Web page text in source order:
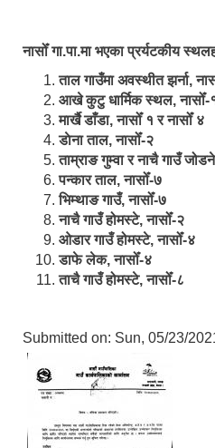
नासोँ गा.पा.मा भएका प्रर्यटकीय
ताल गाउँमा अवस्थीत झर्ना,
आखे कुटु धार्मिक स्थल, नासोँ-
मार्खै डाँडा, नासोँ १ र नासोँ ४
डाेना ताल, नासोँ-२
ताम्राङ गुम्वा र नाचै गाउँ
पन्कार ताल, नासोँ-७
भिम्थाङ गाउँ, नासोँ-७
नाचै गाउँ होमस्टे, नासोँ-२
ओ‍‍‌डार गाउँ होमस्टे, नासोँ-४
डाफे लेक, नासोँ-४
ताचै गाउँ होमस्टे, नासोँ-८
Submitted on: Sun, 05/23/